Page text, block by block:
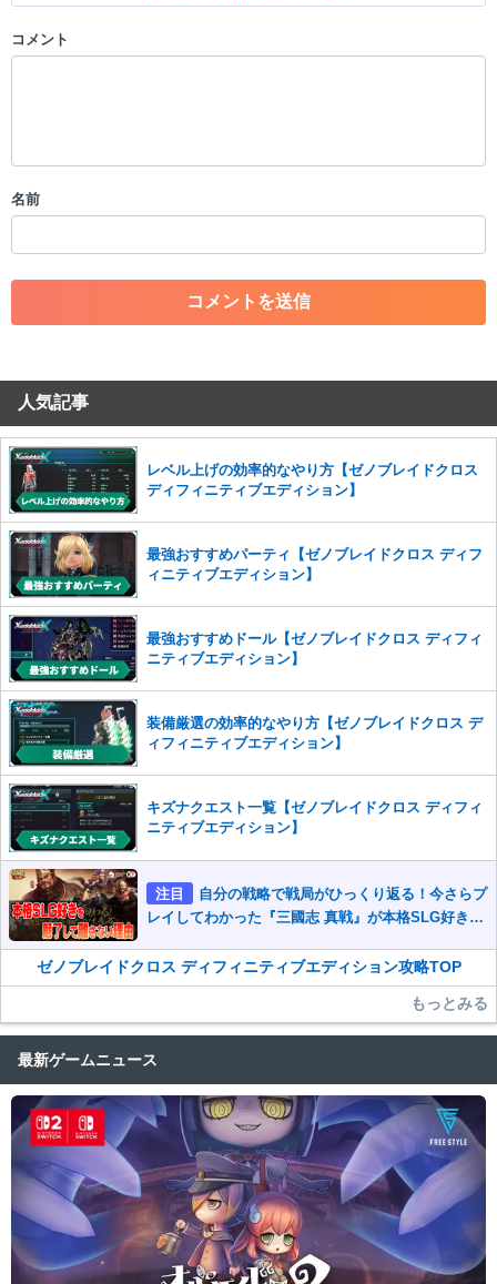
以下の書き込みを禁止とし、場合によってはコメント削除や書き込み制
・一度削除された投稿を再び投稿すること
・アカウントの売買など金銭が絡む内容の投稿
・各ゲームのネタバレを含む内容の投稿
・その他、管理者が不適切と判断した投稿
コメントの削除を申請する
せていただきます。ご了承ください。
※一度削除したコメントは復元ができませんのでご注意くだ
さい。
また、過度な利用規約の違反や、弊社に損害の及ぶ内容の書き込みがあ
った場合は、法的措置をとらせていただく場合もございますので、あら
かじめご理解くださいませ。
コメント
名前
人気記事
レベル上げの効率的なやり方【ゼノブレイドクロス
ディフィニティブエディション】
最強おすすめパーティ【ゼノブレイドクロス ディフ
ィニティブエディション】
最強おすすめドール【ゼノブレイドクロス ディフィ
ニティブエディション】
装備厳選の効率的なやり方【ゼノブレイドクロス デ
ィフィニティブエディション】
キズナクエスト一覧【ゼノブレイドクロス ディフィ
ニティブエディション】
注目
自分の戦略で戦局がひっくり返る！今さらプ
レイしてわかった『三國志 真戦』が本格SLG好きを
ゼノブレイドクロス ディフィニティブエディション攻略TOP
もっとみる
最新ゲームニュース